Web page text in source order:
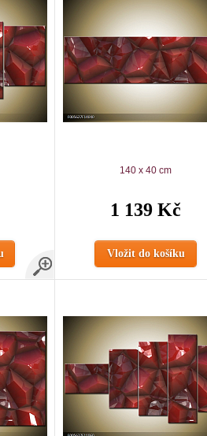
140 x 40 cm
1 139 Kč
Vložit do košíku